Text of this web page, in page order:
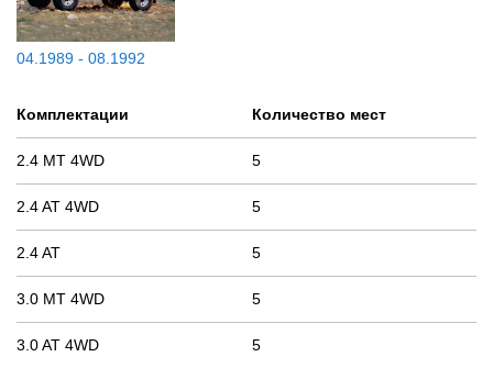
04.1989 - 08.1992
Комплектации Количество мест
2.4 MT 4WD 5
2.4 AT 4WD 5
2.4 AT 5
3.0 MT 4WD 5
3.0 AT 4WD 5